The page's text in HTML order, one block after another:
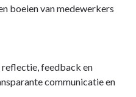
boeien van medewerkers
reflectie, feedback en
communicatie en